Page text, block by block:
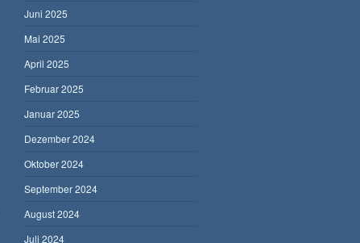
Juni 2025
Mai 2025
April 2025
Februar 2025
Januar 2025
Dezember 2024
Oktober 2024
September 2024
August 2024
Juli 2024